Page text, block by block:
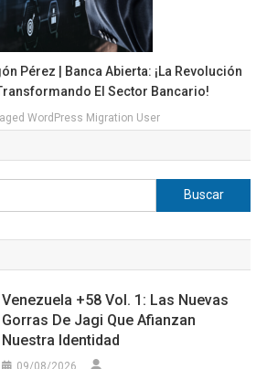
Pérez | Banca Abierta: ¡La Revolución
El Sector Bancario!
WordPress Migration User
Buscar:
Venezuela +58 Vol. 1: Las Nuevas
Gorras De Jagi Que Afianzan
Nuestra Identidad
09/08/2026